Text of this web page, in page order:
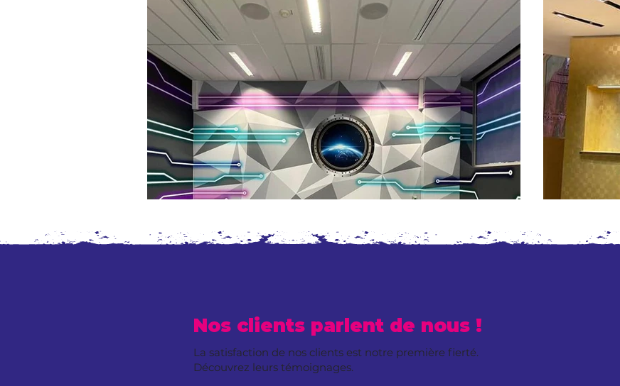
Nos clients parlent de nous !
La satisfaction de nos clients est notre première fierté.
Découvrez leurs témoignages.